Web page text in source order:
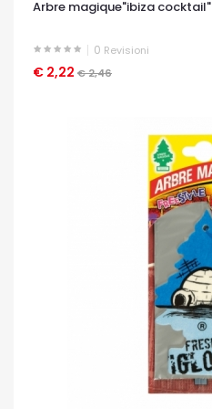
Arbre magique"ibiza cocktail"
0 Revisioni
€ 2,22 € 2,46
OCCHIATA VELOCE